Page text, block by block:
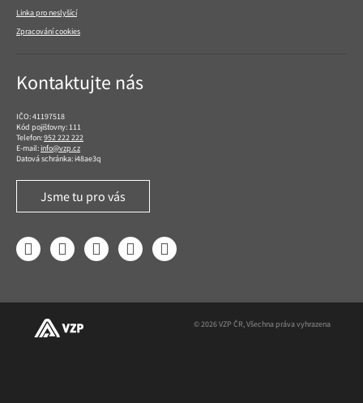
Linka pro neslyšící
Zpracování cookies
Kontaktujte nás
IČO: 41197518
Kód pojišťovny: 111
Telefon:952 222 222
E-mail:info@vzp.cz
Datová schránka: i48ae3q
Jsme tu pro vás
FacebookLinkedIn YouTube InstagramTwitter
© 2026 VZP ČR, Všechna práva vyhrazena